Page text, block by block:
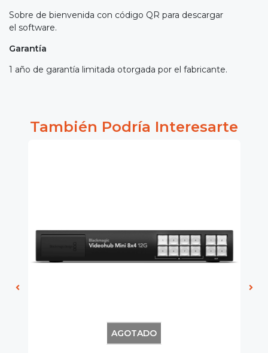
Sobre de bienvenida con código QR para descargar
el software.
Garantía
1 año de garantía limitada otorgada por el fabricante.
También Podría Interesarte
AGOTADO